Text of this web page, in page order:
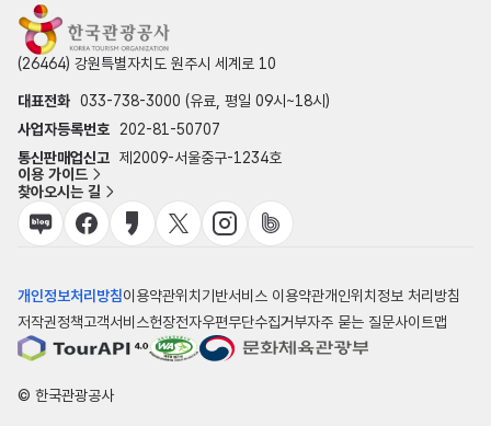
(26464) 강원특별자치도 원주시 세계로 10
대표전화 033-738-3000 (유료, 평일 09시~18시)
사업자등록번호
202-81-50707
통신판매업신고 제2009-서울중구-1234호
이용 가이드
찾아오시는 길
개인정보처리방침이용약관위치기반서비스 이용약관개인위치정보 처리방침
저작권정책고객서비스헌장전자우편무단수집거부자주 묻는 질문사이트맵
© 한국관광공사